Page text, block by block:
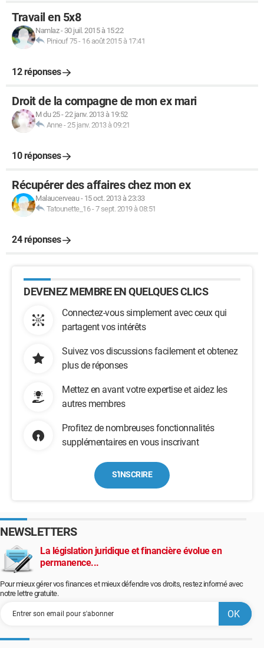
Travail en 5x8
Namlaz- 30 juil. 2015 à 15:22
Piniouf 75- 16 août 2015 à 17:41
12 réponses
Droit de la compagne de mon ex mari
M du 25-22 janv. 2013 à 19:52
Anne-25 janv. 2013 à 09:21
10 réponses
Récupérer des affaires chez mon ex
Malaucerveau- 15 oct. 2013 à 23:33
Tatounette_16-7 sept. 2019 à 08:51
24 réponses
DEVENEZ MEMBRE EN QUELQUES CLICS
Connectez-vous simplement avec ceux qui
partagent vos intérêts
Suivez vos discussions facilement et obtenez
plus de réponses
Mettez en avant votre expertise et aidez les
autres membres
Profitez de nombreuses fonctionnalités
supplémentaires en vous inscrivant
S'INSCRIRE
NEWSLETTERS
La législation juridique et financière évolue en
permanence...
Pour mieux gérer vos finances et mieux défendre vos droits, restez informé avec
notre lettre gratuite.